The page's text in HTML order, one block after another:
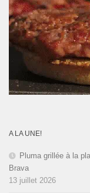
A LA UNE!
Pluma grillée à la
Brava
13 juillet 2026